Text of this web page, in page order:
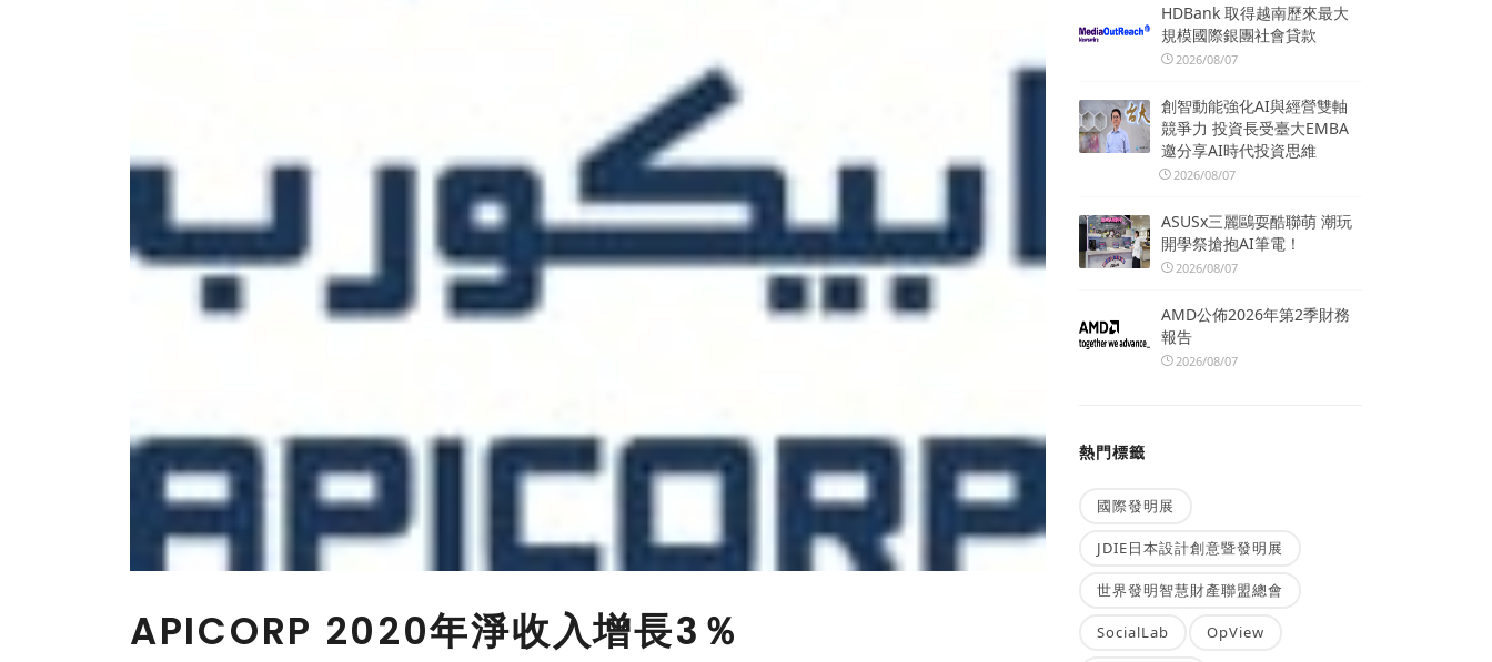
APICORP 2020年淨收入增長3％
HDBank 取得越南歷來最大
規模國際銀團社會貸款
2026/08/07
創智動能強化AI與經營雙軸
競爭力 投資長受臺大EMBA
邀分享AI時代投資思維
2026/08/07
ASUSx三麗鷗耍酷聯萌 潮玩
開學祭搶抱AI筆電！
2026/08/07
AMD公佈2026年第2季財務
報告
2026/08/07
熱門標籤
國際發明展
JDIE日本設計創意暨發明展
世界發明智慧財產聯盟總會
SocialLab OpView